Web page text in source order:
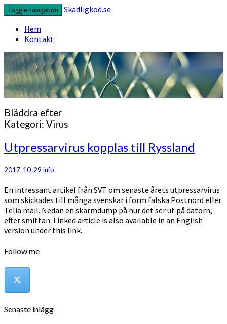
Skip
to
content
Toggle navigation
Skadligkod.se
Hem
Kontakt
Skadligkod.se
Enjoy reading
Bläddra efter
Kategori: Virus
Utpressarvirus
kopplas
Ryssland
Utpressarvirus kopplas till Ryssland
2017-10-29 info
En intressant artikel från SVT om senaste årets utpressarvirus
som skickades till många svenskar i form falska Postnord eller
Telia mail. Nedan en skärmdump på hur det ser ut på datorn,
efter smittan. Linked article is also available in an English
version under this link.
Follow me
Senaste inlägg